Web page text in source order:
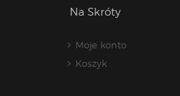
Na Skróty
Moje konto
Koszyk